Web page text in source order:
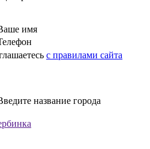
имя
c правилами сайта
название города